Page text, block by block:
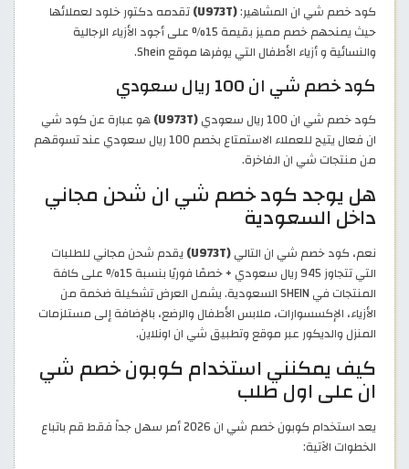
كود خصم شي ان المشاهير:(U973T)
تقدمه دكتور خلود لعملائها
حيث يمنحهم خصم مميز بقيمة 15% على أجود الأزياء الرجالية
والنسائية و أزياء الأطفال التي يوفرها موقع Shein.
كود خصم شي ان 100 ريال سعودي
كود خصم شي ان 100 ريال سعودي (U973T)
هو عبارة عن كود شي
ان فعال يتيح للعملاء الاستمتاع بخصم 100 ريال سعودي عند تسوقهم
من منتجات شي ان الفاخرة.
هل يوجد كود خصم شي ان شحن مجاني
داخل السعودية
نعم، كود خصم شي ان التالي(U973T)
يقدم شحن مجاني للطلبات
التي تتجاوز 945 ريال سعودي + خصمًا فوريًا بنسبة 15% على كافة
المنتجات في SHEIN السعودية. يشمل العرض تشكيلة ضخمة من
الأزياء، الإكسسوارات، ملابس الأطفال والرضع، بالإضافة إلى مستلزمات
المنزل والديكور عبر موقع وتطبيق شي ان اونلاين.
كيف يمكنني استخدام كوبون خصم شي
ان على اول طلب
يعد استخدام كوبون خصم شي ان 2026 أمر سهل جداً فقط قم باتباع
الخطوات الآتية: